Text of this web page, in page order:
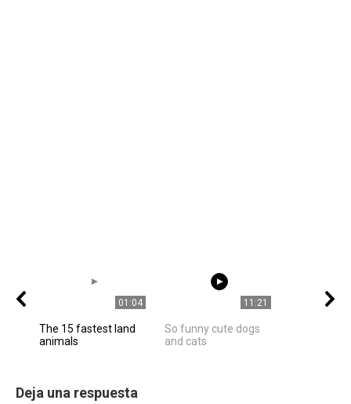
01:04
The 15 fastest land
animals
11:21
So funny cute dogs
and cats
Deja una respuesta